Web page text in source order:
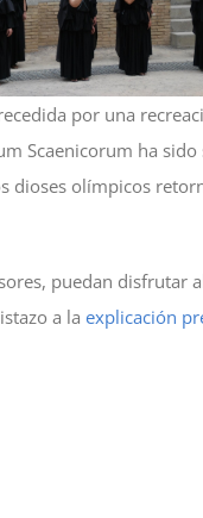
por una
Scaenicorum ha
dioses olímpicos
puedan disfrutar
a la explicación